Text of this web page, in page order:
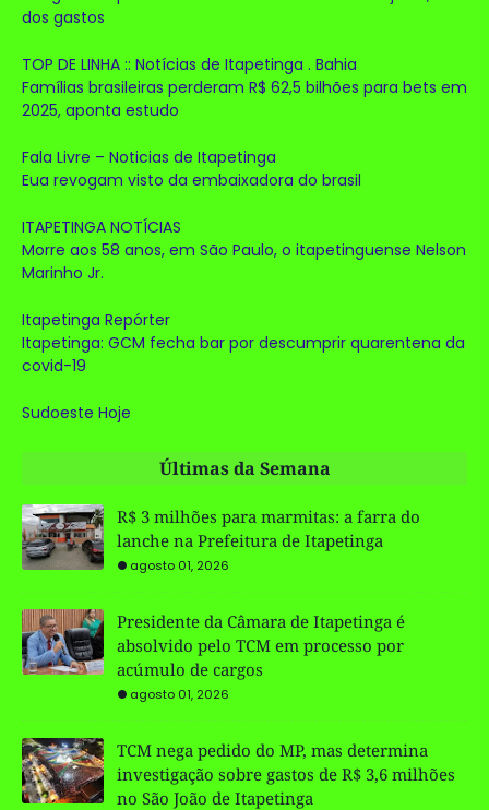
dos gastos
TOP DE LINHA :: Notícias de Itapetinga . Bahia
Famílias brasileiras perderam R$ 62,5 bilhões para bets em
2025, aponta estudo
Fala Livre – Noticias de Itapetinga
Eua revogam visto da embaixadora do brasil
ITAPETINGA NOTÍCIAS
Morre aos 58 anos, em São Paulo, o itapetinguense Nelson
Marinho Jr.
Itapetinga Repórter
Itapetinga: GCM fecha bar por descumprir quarentena da
covid-19
Sudoeste Hoje
Últimas da Semana
R$ 3 milhões para marmitas: a farra do
lanche na Prefeitura de Itapetinga
agosto 01, 2026
Presidente da Câmara de Itapetinga é
absolvido pelo TCM em processo por
acúmulo de cargos
agosto 01, 2026
TCM nega pedido do MP, mas determina
investigação sobre gastos de R$ 3,6 milhões
no São João de Itapetinga